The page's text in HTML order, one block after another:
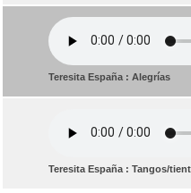
Teresita España : Alegrías
Teresita España : Tangos/